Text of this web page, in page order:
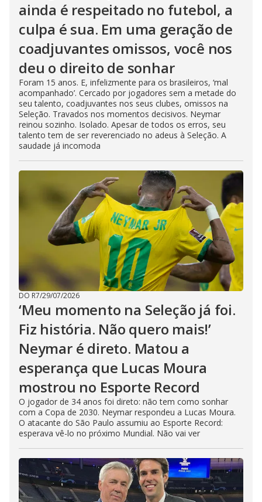
ainda é respeitado no futebol, a
culpa é sua. Em uma geração de
coadjuvantes omissos, você nos
deu o direito de sonhar
Foram 15 anos. E, infelizmente para os brasileiros, ‘mal
acompanhado’. Cercado por jogadores sem a metade do
seu talento, coadjuvantes nos seus clubes, omissos na
Seleção. Travados nos momentos decisivos. Neymar
reinou sozinho. Isolado. Apesar de todos os erros, seu
talento tem de ser reverenciado no adeus à Seleção. A
saudade já incomoda
DO R7/29/07/2026
‘Meu momento na Seleção já foi.
Fiz história. Não quero mais!’
Neymar é direto. Matou a
esperança que Lucas Moura
mostrou no Esporte Record
O jogador de 34 anos foi direto: não tem como sonhar
com a Copa de 2030. Neymar respondeu a Lucas Moura.
O atacante do São Paulo assumiu ao Esporte Record:
esperava vê-lo no próximo Mundial. Não vai ver